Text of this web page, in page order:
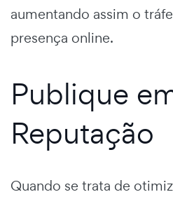
aumentando assim o
presença online.
Publique
Reputação
Quando se trata de